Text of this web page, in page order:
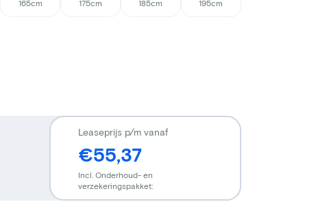
165cm
175cm
185cm
195cm
Leaseprijs p/m vanaf
€55,37
Incl. Onderhoud- en
verzekeringspakket: